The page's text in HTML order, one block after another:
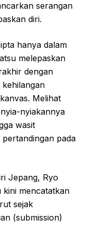
serangan
diri.
hanya dalam
melepaskan
dengan
Melihat
nyiakannya
wasit
pada
Jepang, Ryo
kini mencatatkan
sejak
(submission)